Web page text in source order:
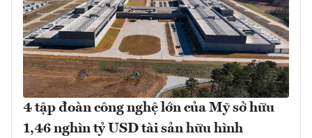
4 tập đoàn công nghệ lớn của Mỹ sở hữu
1,46 nghìn tỷ USD tài sản hữu hình